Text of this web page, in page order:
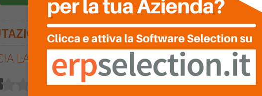
DEL SOFTWARE
LA TUAVALUTAZIONE
Clicca sulle stelle per inserire!